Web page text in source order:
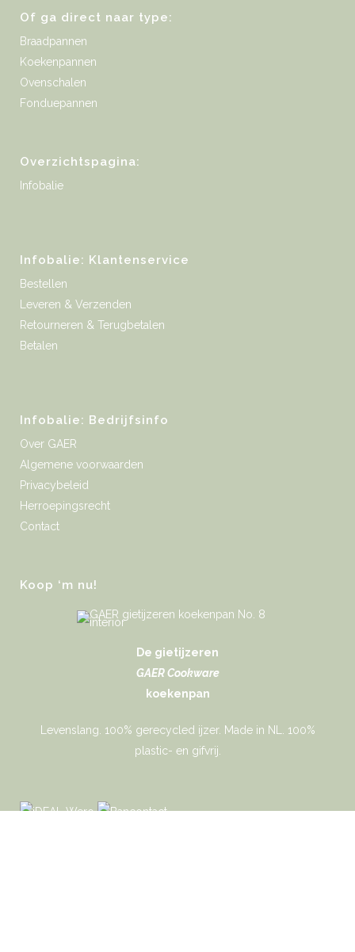
Of ga direct naar type:
Braadpannen
Koekenpannen
Ovenschalen
Fonduepannen
Overzichtspagina:
Infobalie
Infobalie: Klantenservice
Bestellen
Leveren & Verzenden
Retourneren & Terugbetalen
Betalen
Infobalie: Bedrijfsinfo
Over GAER
Algemene voorwaarden
Privacybeleid
Herroepingsrecht
Contact
Koop ‘m nu!
De gietijzeren
GAER Cookware
koekenpan
Levenslang. 100% gerecycled ijzer. Made in NL. 100%
plastic- en gifvrij.